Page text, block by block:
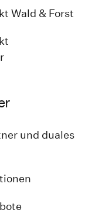
Wald & Forst
und duales